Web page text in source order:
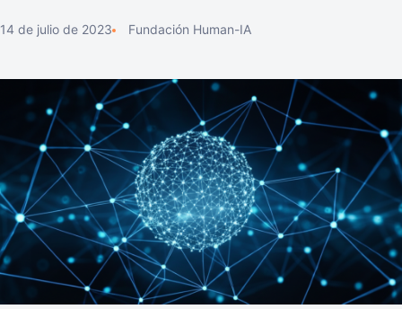
14 de julio de 2023 Fundación Human-IA